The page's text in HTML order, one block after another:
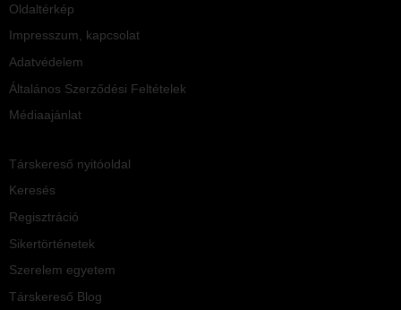
Oldaltérkép
Impresszum, kapcsolat
Adatvédelem
Általános Szerződési Feltételek
Médiaajánlat
Társkereső nyitóoldal
Keresés
Regisztráció
Sikertörténetek
Szerelem egyetem
Társkereső Blog